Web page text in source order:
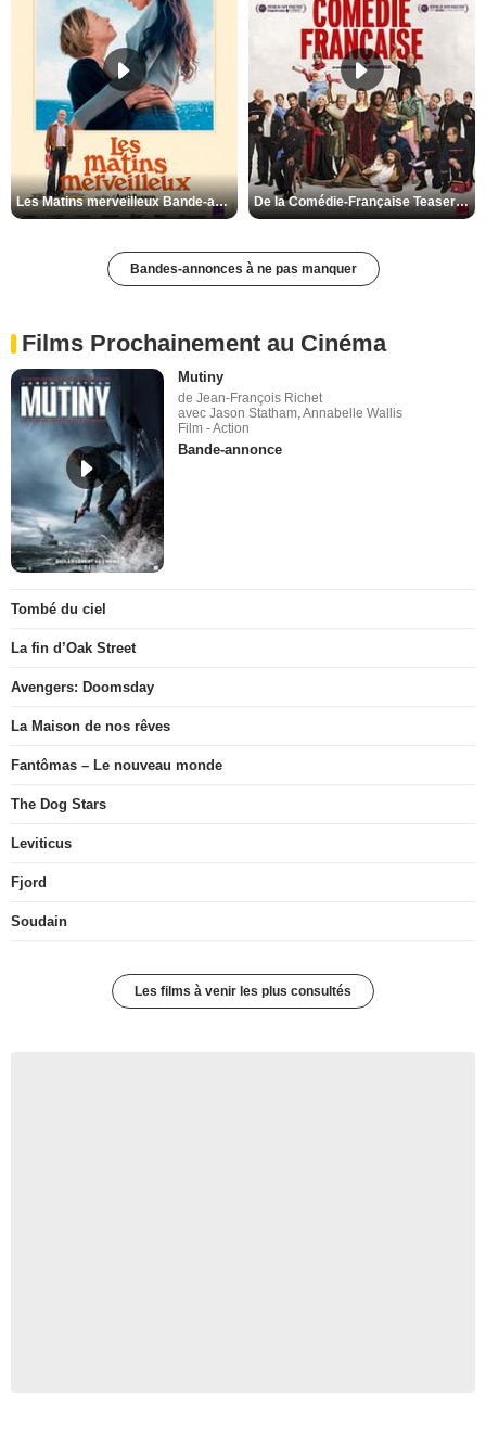
Les Matins merveilleux Bande-annonce VF De la Comédie-Française Teaser VF
Bandes-annonces à ne pas manquer
Films Prochainement au Cinéma
Mutiny
de Jean-François Richet
avec Jason Statham, Annabelle Wallis
Film - Action
Bande-annonce
Tombé du ciel
La fin d’Oak Street
Avengers: Doomsday
La Maison de nos rêves
Fantômas – Le nouveau monde
The Dog Stars
Leviticus
Fjord
Soudain
Les films à venir les plus consultés